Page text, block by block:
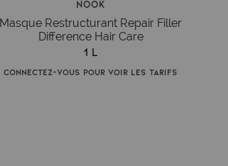
Nook
Masque Restructurant Repair Filler
Difference Hair Care
1 L
Connectez-vous pour voir les tarifs